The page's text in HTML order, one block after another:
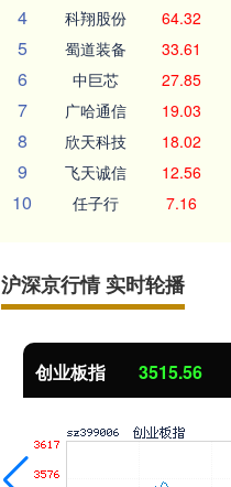
4 科翔股份 64.32
5 蜀道装备 33.61
6 中巨芯 27.85
7 广哈通信 19.03
8 欣天科技 18.02
9 飞天诚信 12.56
10 任子行 7.16
沪深京行情 实时轮播
基金指数 7229.80